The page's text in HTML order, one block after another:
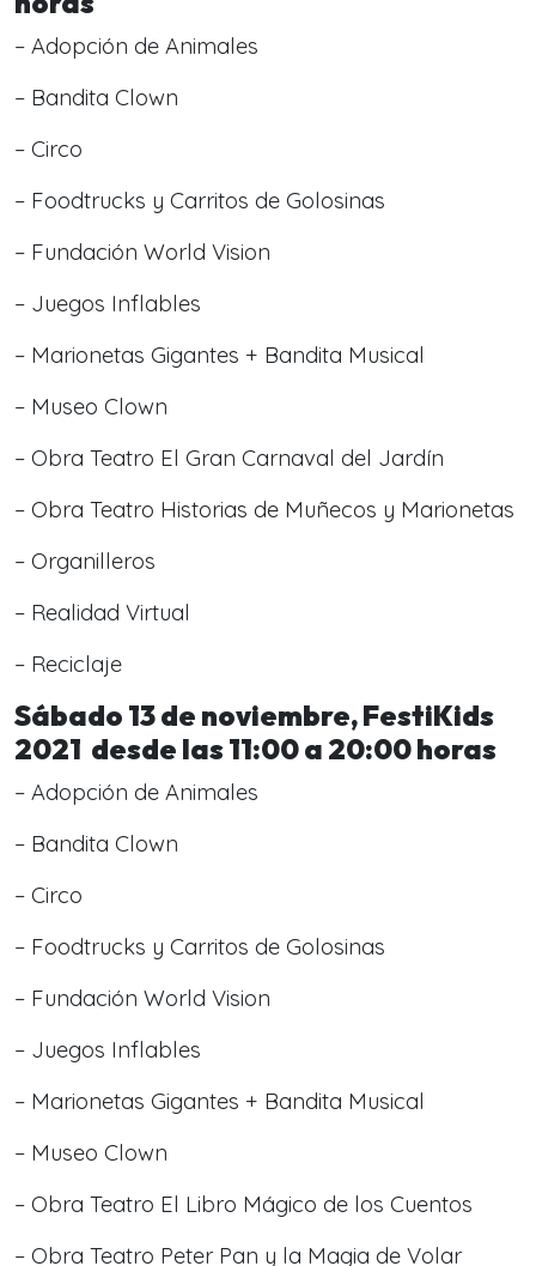
– Adopción de Animales
– Bandita Clown
– Circo
– Foodtrucks y Carritos de Golosinas
– Fundación World Vision
– Juegos Inflables
– Marionetas Gigantes + Bandita Musical
– Museo Clown
– Obra Teatro El Gran Carnaval del Jardín
– Obra Teatro Historias de Muñecos y Marionetas
– Organilleros
– Realidad Virtual
– Reciclaje
Sábado 13 de noviembre, FestiKids
2021 desde las 11:00 a 20:00 horas
– Adopción de Animales
– Bandita Clown
– Circo
– Foodtrucks y Carritos de Golosinas
– Fundación World Vision
– Juegos Inflables
– Marionetas Gigantes + Bandita Musical
– Museo Clown
– Obra Teatro El Libro Mágico de los Cuentos
– Obra Teatro Peter Pan y la Magia de Volar